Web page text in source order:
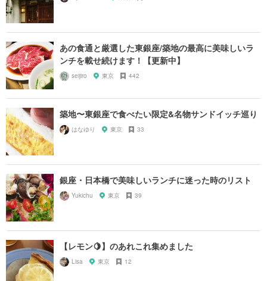
あの食通と厳選した東銀座/築地の最高に美味しいラ
ンチを載せ続けます！【更新中】
seijiro 東京 442
築地〜東銀座で食べたい限定&名物サンドイッチ巡り
はなゆり 東京 33
銀座・日本橋で美味しいランチに迷った時のリスト
Yukichu 東京 39
【レモン🍋】のあれこれ集めました
Lisa 東京 12